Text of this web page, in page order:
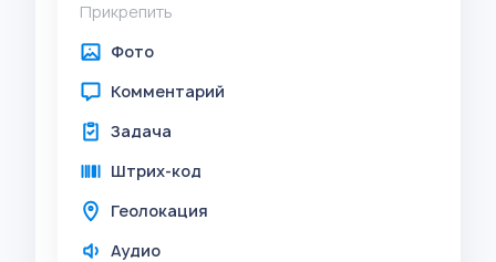
Прикрепить
Фото
Комментарий
Задача
Штрих-код
Геолокация
Аудио